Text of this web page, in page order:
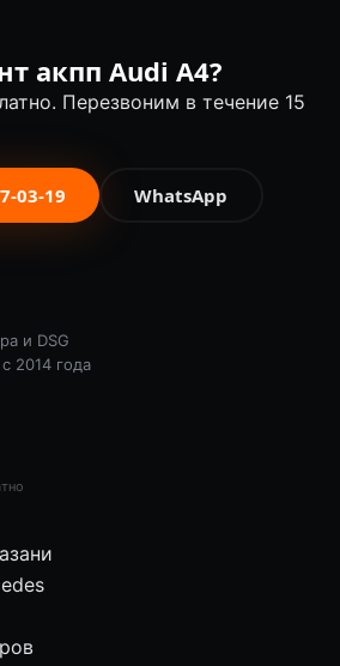
акпп Audi A4?
Перезвоним в течение 15
03-19 WhatsApp
и DSG
2014 года